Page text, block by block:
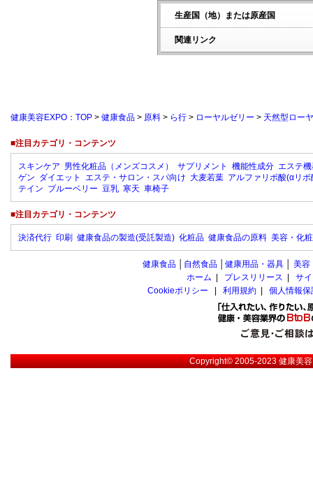
生産国（地）または原産国
関連リンク
健康美容EXPO：TOP > 健康食品 > 原料 > ら行 > ローヤルゼリー > 天然型ロー
■注目カテゴリ・コンテンツ
スキンケア 男性化粧品（メンズコスメ） サプリメント 機能性成分 エステ
ゲン ダイエット エステ・サロン・スパ向け 大麦若葉 アルファリポ酸(αリポ
テイン ブルーベリー 豆乳 寒天 車椅子
■注目カテゴリ・コンテンツ
決済代行 印刷 健康食品の製造(受託製造) 化粧品 健康食品の原料 美容・化
健康食品 自然食品 健康用品・器具 美容
ホーム
プレスリリース
サ
Cookieポリシー
利用規約 個人情報
Copyright© 2005-2023健康美